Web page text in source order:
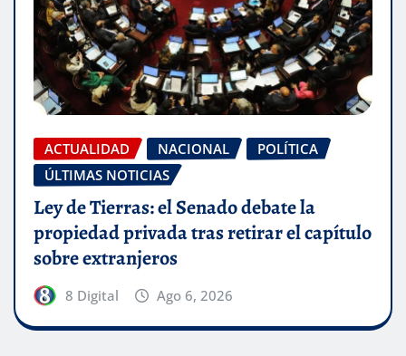
ACTUALIDAD NACIONAL
POLÍTICA
ÚLTIMAS NOTICIAS
Ley de Tierras: el Senado debate la
propiedad privada tras retirar el capítulo
sobre extranjeros
8 Digital Ago 6, 2026